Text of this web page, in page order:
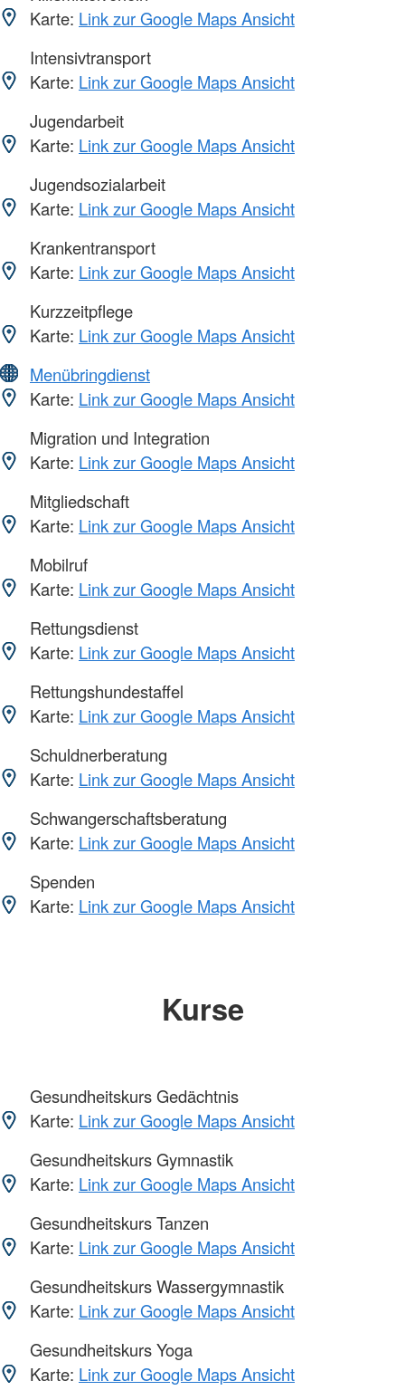
Karte: Link zur Google Maps Ansicht
Intensivtransport
Karte: Link zur Google Maps Ansicht
Jugendarbeit
Karte: Link zur Google Maps Ansicht
Jugendsozialarbeit
Karte: Link zur Google Maps Ansicht
Krankentransport
Karte: Link zur Google Maps Ansicht
Kurzzeitpflege
Karte: Link zur Google Maps Ansicht
Menübringdienst
Karte: Link zur Google Maps Ansicht
Migration und Integration
Karte: Link zur Google Maps Ansicht
Mitgliedschaft
Karte: Link zur Google Maps Ansicht
Mobilruf
Karte: Link zur Google Maps Ansicht
Rettungsdienst
Karte: Link zur Google Maps Ansicht
Rettungshundestaffel
Karte: Link zur Google Maps Ansicht
Schuldnerberatung
Karte: Link zur Google Maps Ansicht
Schwangerschaftsberatung
Karte: Link zur Google Maps Ansicht
Spenden
Karte: Link zur Google Maps Ansicht
Kurse
Gesundheitskurs Gedächtnis
Karte: Link zur Google Maps Ansicht
Gesundheitskurs Gymnastik
Karte: Link zur Google Maps Ansicht
Gesundheitskurs Tanzen
Karte: Link zur Google Maps Ansicht
Gesundheitskurs Wassergymnastik
Karte: Link zur Google Maps Ansicht
Gesundheitskurs Yoga
Karte: Link zur Google Maps Ansicht